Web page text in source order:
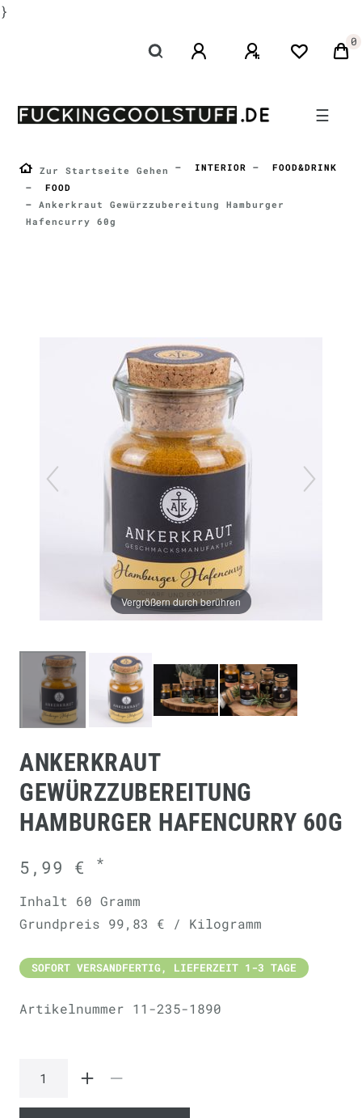
}
0
☰
Zur Startseite Gehen INTERIOR
FOOD&DRINK
FOOD
Ankerkraut Gewürzzubereitung Hamburger
Hafencurry 60g
Vergrößern durch berühren
ANKERKRAUT
GEWÜRZZUBEREITUNG
HAMBURGER HAFENCURRY 60G
5,99 € *
Inhalt 60 Gramm
Grundpreis 99,83 € / Kilogramm
SOFORT VERSANDFERTIG, LIEFERZEIT 1-3 TAGE
Artikelnummer 11-235-1890